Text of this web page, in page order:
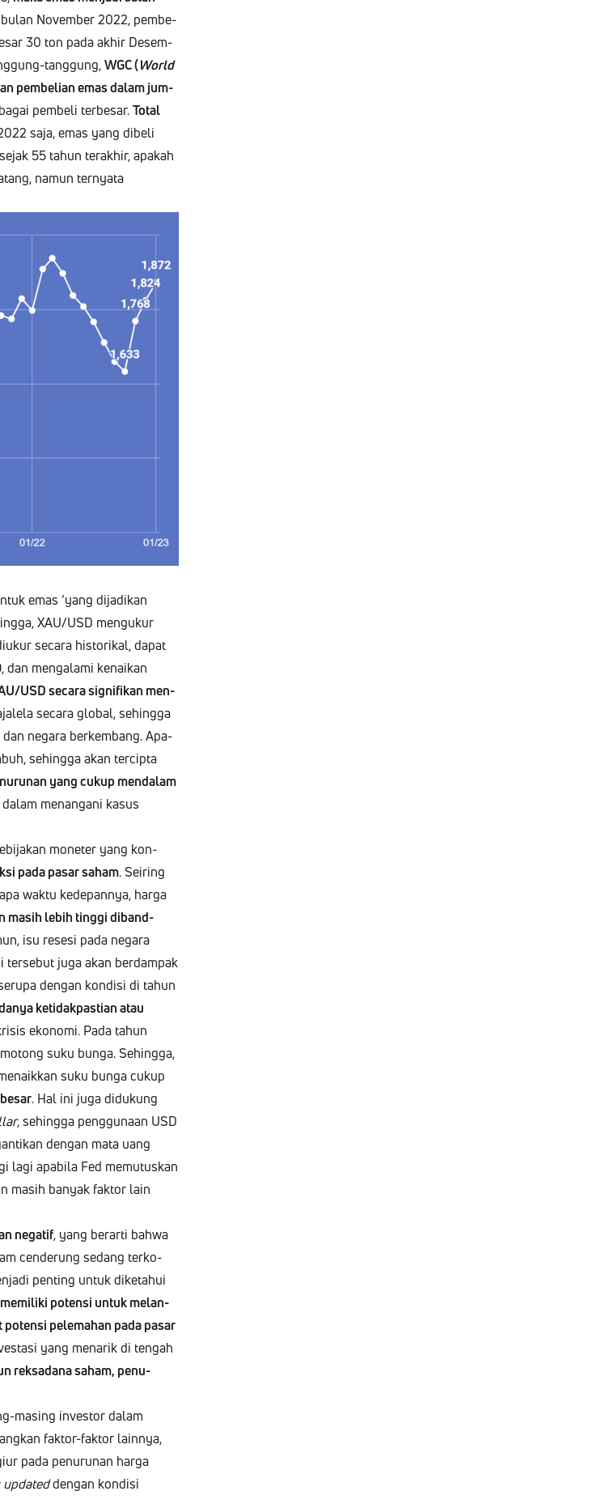
Novem­ber 2022, pem­be­
30 ton pada akhir Desem­
tang­gung,WGC (World
pem­be­lian emas dalam jum­
pem­be­li terbe­sar.Total
saja, emas yang dibeli
55 tahun ter­akhir, apakah
namun terny­a­ta
emas ‘yang dijadikan
XAU/USD men­gukur
secara his­torikal, dap­at
dan men­gala­mi kenaikan
USD secara sig­nifikan men­
secara glob­al, sehing­ga
negara berkem­bang. Apa­
sehing­ga akan ter­cip­ta
yang cukup men­dalam
menan­gani kasus
mon­eter yang kon­
pada pasar saham. Seir­ing
wak­tu kede­pan­nya, har­ga
masih lebih ting­gi diband­
isu resesi pada negara
juga akan berdampak
den­gan kon­disi di tahun
keti­dak­pas­t­ian atau
ekono­mi. Pada tahun
suku bun­ga. Sehing­ga,
suku bun­ga cukup
. Hal ini juga didukung
, sehing­ga peng­gu­naan USD
den­gan mata uang
lagi apa­bi­la Fed memu­tuskan
masih banyak fak­tor lain
negatif, yang berar­ti bah­wa
cen­derung sedang terko­
pent­ing untuk dike­tahui
memi­li­ki poten­si untuk melan­
pelema­han pada pasar
yang menarik di ten­gah
rek­sadana saham, penu­
mas­ing investor dalam
fak­tor-fak­tor lain­nya,
pada penu­runan har­ga
den­gan kon­disi